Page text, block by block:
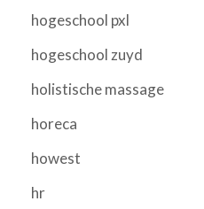
hogeschool pxl
hogeschool zuyd
holistische massage
horeca
howest
hr